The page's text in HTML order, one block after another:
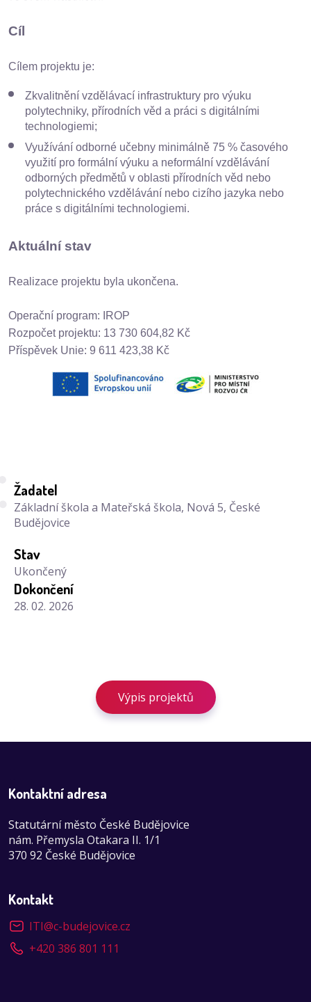
Cíl
Cílem projektu je:
Zkvalitnění vzdělávací infrastruktury pro výuku
polytechniky, přírodních věd a práci s digitálními
technologiemi;
Využívání odborné učebny minimálně 75 % časového
využití pro formální výuku a neformální vzdělávání
odborných předmětů v oblasti přírodních věd nebo
polytechnického vzdělávání nebo cizího jazyka nebo
práce s digitálními technologiemi.
Aktuální stav
Realizace projektu byla ukončena.
Operační program: IROP
Rozpočet projektu: 13 730 604,82 Kč
Příspěvek Unie: 9 611 423,38 Kč
Žadatel
Základní škola a Mateřská škola, Nová 5, České
Budějovice
Stav
Ukončený
Dokončení
28. 02. 2026
Výpis projektů
Kontaktní adresa
Statutární město České Budějovice
nám. Přemysla Otakara II. 1/1
370 92 České Budějovice
Kontakt
ITI@c-budejovice.cz
+420 386 801 111